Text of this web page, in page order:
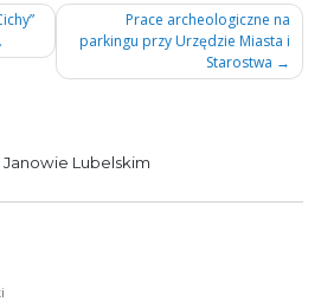
Prace archeologiczne na
parkingu przy Urzędzie Miasta i
Starostwa
Lubelskim